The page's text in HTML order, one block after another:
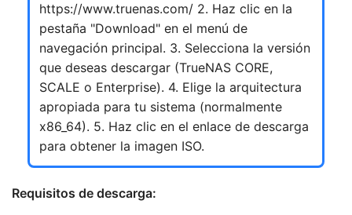
https://www.truenas.com/ 2. Haz clic en la
pestaña "Download" en el menú de
navegación principal. 3. Selecciona la versión
que deseas descargar (TrueNAS CORE,
SCALE o Enterprise). 4. Elige la arquitectura
apropiada para tu sistema (normalmente
x86_64). 5. Haz clic en el enlace de descarga
para obtener la imagen ISO.
Requisitos de descarga: